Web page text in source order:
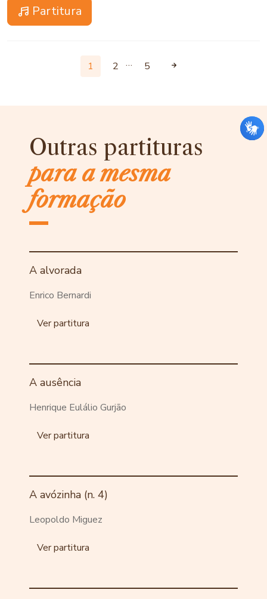
Partitura
1 2 … 5
Outras partituras
para a mesma
formação
A alvorada
Enrico Bernardi
Ver partitura
A ausência
Henrique Eulálio Gurjão
Ver partitura
A avózinha (n. 4)
Leopoldo Miguez
Ver partitura